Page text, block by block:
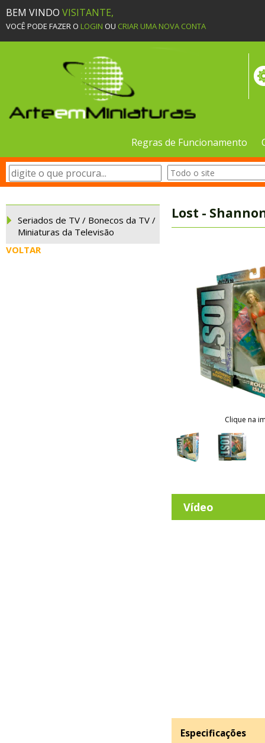
BEM VINDO VISITANTE,
VOCÊ PODE FAZER O LOGIN OU CRIAR UMA NOVA CONTA
Regras de Funcionamento
Seriados de TV / Bonecos da TV /
Miniaturas da Televisão
VOLTAR
Lost -
Clique na
Vídeo
Especificações